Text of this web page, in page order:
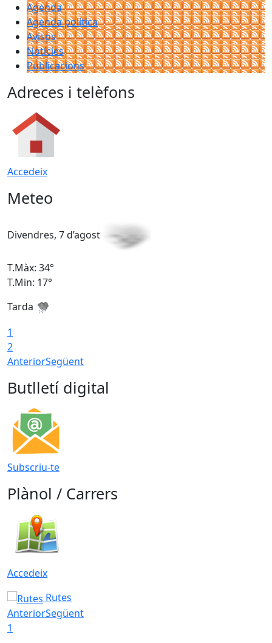
Agenda
Agenda política
Avisos
Notícies
Publicacions
Adreces i telèfons
Accedeix
Meteo
Divendres, 7 d’agost
T.Màx: 34°
T.Min: 17°
Tarda
1
2
AnteriorSegüent
Butlletí digital
Subscriu-te
Plànol / Carrers
Accedeix
Rutes
AnteriorSegüent
1